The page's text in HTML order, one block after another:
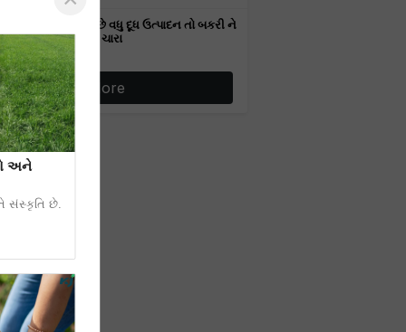
farming: જોઈએ છે વધુ દૂધ ઉત્પાદન તો બકરી ને
આ ત્રણ પ્રકારનું ચારા
More
અને
સંસ્કૃતિ છે.